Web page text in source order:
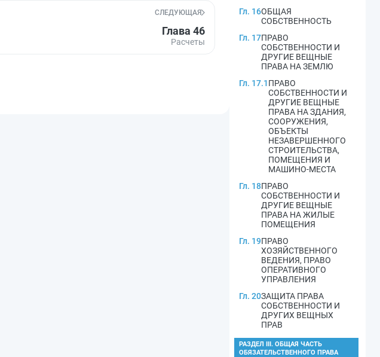
СЛЕДУЮЩАЯ
Глава 46
Расчеты
Гл. 16ОБЩАЯ
СОБСТВЕННОСТЬ
Гл. 17ПРАВО
СОБСТВЕННОСТИ И
ДРУГИЕ ВЕЩНЫЕ
ПРАВА НА ЗЕМЛЮ
Гл. 17.1ПРАВО
СОБСТВЕННОСТИ И
ДРУГИЕ ВЕЩНЫЕ
ПРАВА НА ЗДАНИЯ,
СООРУЖЕНИЯ,
ОБЪЕКТЫ
НЕЗАВЕРШЕННОГО
СТРОИТЕЛЬСТВА,
ПОМЕЩЕНИЯ И
МАШИНО-МЕСТА
Гл. 18ПРАВО
СОБСТВЕННОСТИ И
ДРУГИЕ ВЕЩНЫЕ
ПРАВА НА ЖИЛЫЕ
ПОМЕЩЕНИЯ
Гл. 19ПРАВО
ХОЗЯЙСТВЕННОГО
ВЕДЕНИЯ, ПРАВО
ОПЕРАТИВНОГО
УПРАВЛЕНИЯ
Гл. 20ЗАЩИТА ПРАВА
СОБСТВЕННОСТИ И
ДРУГИХ ВЕЩНЫХ
ПРАВ
РАЗДЕЛ III. ОБЩАЯ ЧАСТЬ
ОБЯЗАТЕЛЬСТВЕННОГО ПРАВА